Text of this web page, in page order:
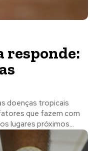
responde:
doenças tropicais
que fazem com
lugares próximos...